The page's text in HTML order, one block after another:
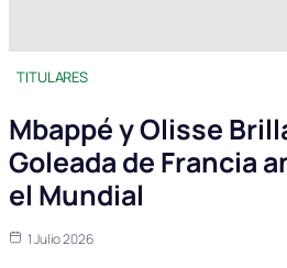
TITULARES
Mbappé y Olisse
Goleada de Francia
el Mundial
1 Julio 2026